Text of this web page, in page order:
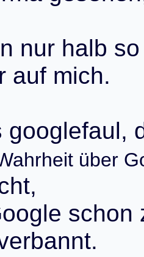
n nur halb so
r auf mich.
googlefaul,
über
ht,
oogle schon
erbannt.